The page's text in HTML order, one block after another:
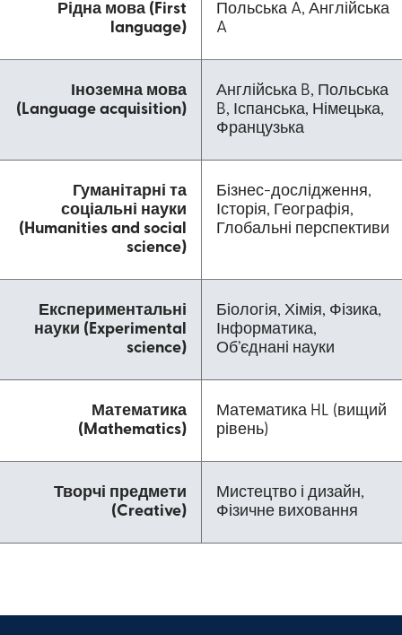
Рідна мова (First
language)
Польська A, Англійська
A
Іноземна мова
(Language acquisition)
Англійська B, Польська
B, Іспанська, Німецька,
Французька
Гуманітарні та
соціальні науки
(Humanities and social
science)
Бізнес-дослідження,
Історія, Географія,
Глобальні перспективи
Експериментальні
науки (Experimental
science)
Біологія, Хімія, Фізика,
Інформатика,
Об’єднані науки
Математика
(Mathematics)
Математика HL (вищий
рівень)
Творчі предмети
(Creative)
Мистецтво і дизайн,
Фізичне виховання